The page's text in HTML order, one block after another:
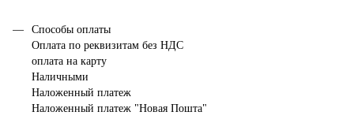
Способы оплаты
Оплата по реквизитам без НДС
оплата на карту
Наличными
Наложенный платеж
Наложенный платеж "Новая Пошта"